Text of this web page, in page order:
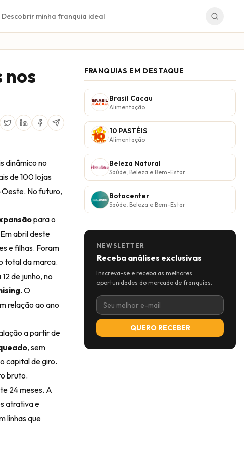
Descobrir minha franquia ideal
nos
dinâmico no
de 100 lojas
No futuro,
para o
abril deste
e filhas. Foram
total da marca.
de junho, no
. O
relação ao ano
a partir de
, sem
capital de giro.
bruto.
24 meses. A
atrativa e
linhas que
FRANQUIAS EM DESTAQUE
Brasil Cacau
Alimentação
10 PASTÉIS
Alimentação
Beleza Natural
Saúde, Beleza e Bem-Estar
Botocenter
Saúde, Beleza e Bem-Estar
NEWSLETTER
Receba análises exclusivas
Inscreva-se e receba as melhores
oportunidades do mercado de franquias.
QUERO RECEBER